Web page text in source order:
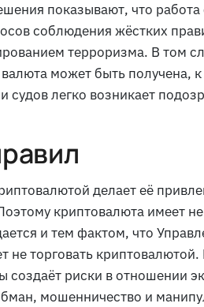
показывают, что
соблюдения жёстких
терроризма. В том
может быть получена,
судов легко возникает
делает её
криптовалюта имеет
и тем фактом, что
не торговать криптовалютой.
создаёт риски в отношении
мошенничество и